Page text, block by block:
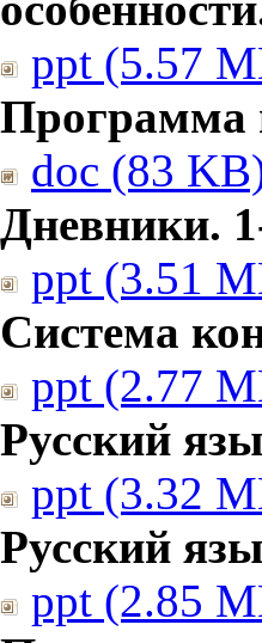
ppt (5.57
doc (83
Дневники.
ppt (3.51
Система
ppt (2.77
Русский
ppt (3.32
Русский
ppt (2.85